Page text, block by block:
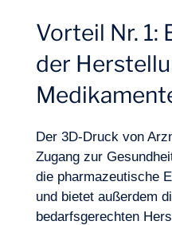
Expertisen
Vorteil Nr. 1:
der
Der 3D-Druck von
Zugang zur
die pharmazeutische
und bietet außerdem
bedarfsgerechten